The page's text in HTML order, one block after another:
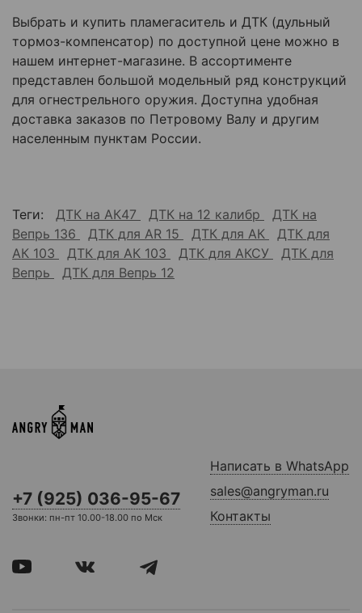
Выбрать и купить пламегаситель и ДТК (дульный
тормоз-компенсатор) по доступной цене можно в
нашем интернет-магазине. В ассортименте
представлен большой модельный ряд конструкций
для огнестрельного оружия. Доступна удобная
доставка заказов по Петровому Валу и другим
населенным пунктам России.
Теги: ДТК на АК47 ДТК на 12 калибр
ДТК на
Вепрь 136
ДТК для AR 15 ДТК для АК
ДТК для
АК 103
ДТК для АК 103 ДТК для АКСУ
ДТК для
Вепрь
ДТК для Вепрь 12
+7 (925) 036-95-67
Звонки: пн-пт 10.00-18.00 по Мск
Написать в WhatsApp
sales@angryman.ru
Контакты